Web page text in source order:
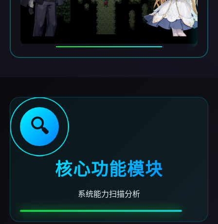
🔍
核心功能模块
系统能力扫描分析